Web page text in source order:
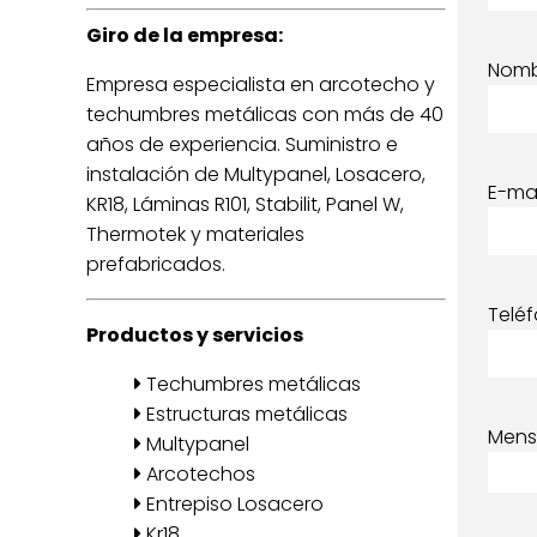
Giro de la empresa:
Empresa especialista en arcotecho y
techumbres metálicas con más de 40
años de experiencia. Suministro e
instalación de Multypanel, Losacero,
KR18, Láminas R101, Stabilit, Panel W,
Thermotek y materiales
prefabricados.
Productos y servicios
Techumbres metálicas
Estructuras metálicas
Multypanel
Arcotechos
Entrepiso Losacero
E-